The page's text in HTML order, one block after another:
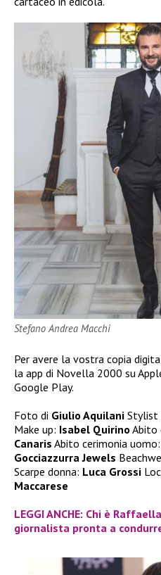
Stefano Andrea Macchi
Per avere la vostra copia
la app di Novella 2000 su
Google Play.
Foto di Giulio Aquilani Stylist
Make up: Isabel Quirino Abito
Canaris Abito cerimonia uomo:
Gocciazzurra Jewels
Scarpe donna: Luca Grossi
Maccarese
LEGGI ANCHE: Chi è
giornalista pronta a